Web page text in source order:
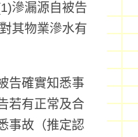
滲漏源自被告
其物業滲水有
告確實知悉事
若有正常及合
事故（推定認